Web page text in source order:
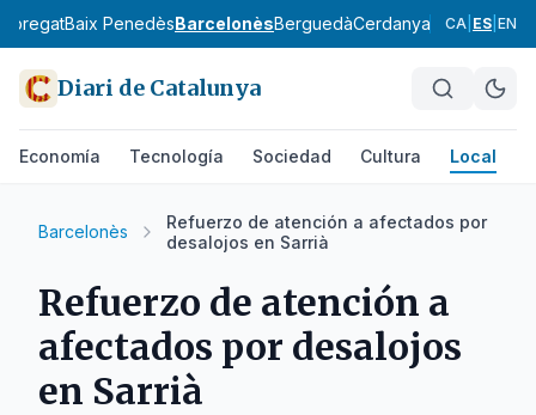
Baix PenedèsBarcelonèsBerguedàCerdanya Conca de
CA ES EN
Diari de Catalunya
Economía Tecnología Sociedad Cultura Local
Barcelonès
Refuerzo de atención a afectados por
desalojos en Sarrià
Refuerzo de atención a
afectados por desalojos
en Sarrià